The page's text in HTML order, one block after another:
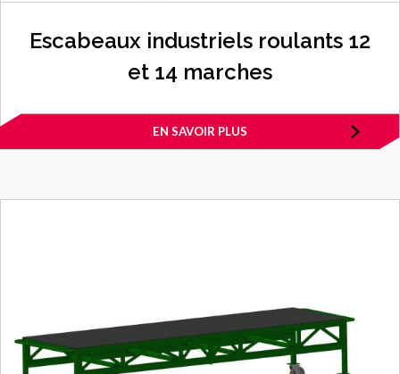
Escabeaux industriels roulants 12
et 14 marches
EN SAVOIR PLUS